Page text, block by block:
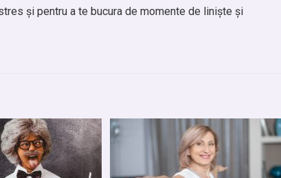
și pentru a te bucura de momente de liniște și